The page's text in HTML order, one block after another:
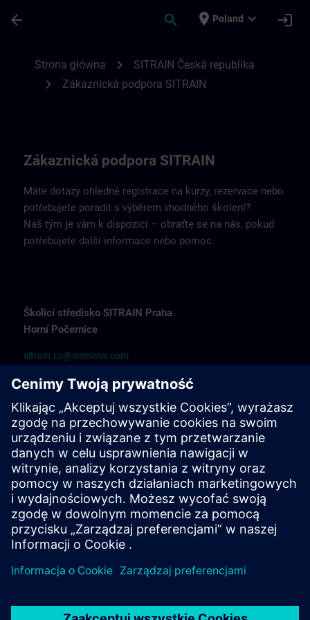
arrow_back search place Poland expand_more login
Strona główna chevron_right SITRAIN Česká republika
chevron_right Zákaznická podpora SITRAIN
Zákaznická podpora SITRAIN
Máte dotazy ohledně registrace na kurzy, rezervace nebo
potřebujete poradit s výběrem vhodného školení?
Náš tým je vám k dispozici – obraťte se na nás, pokud
potřebujete další informace nebo pomoc.
Školicí středisko SITRAIN Praha
Horní Počernice
sitrain.cz@siemens.com
+420 727 896 920